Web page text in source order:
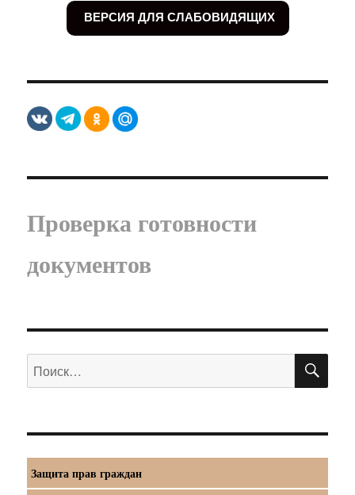
ВЕРСИЯ ДЛЯ СЛАБОВИДЯЩИХ
Проверка готовности
документов
Искать:
Защита прав граждан